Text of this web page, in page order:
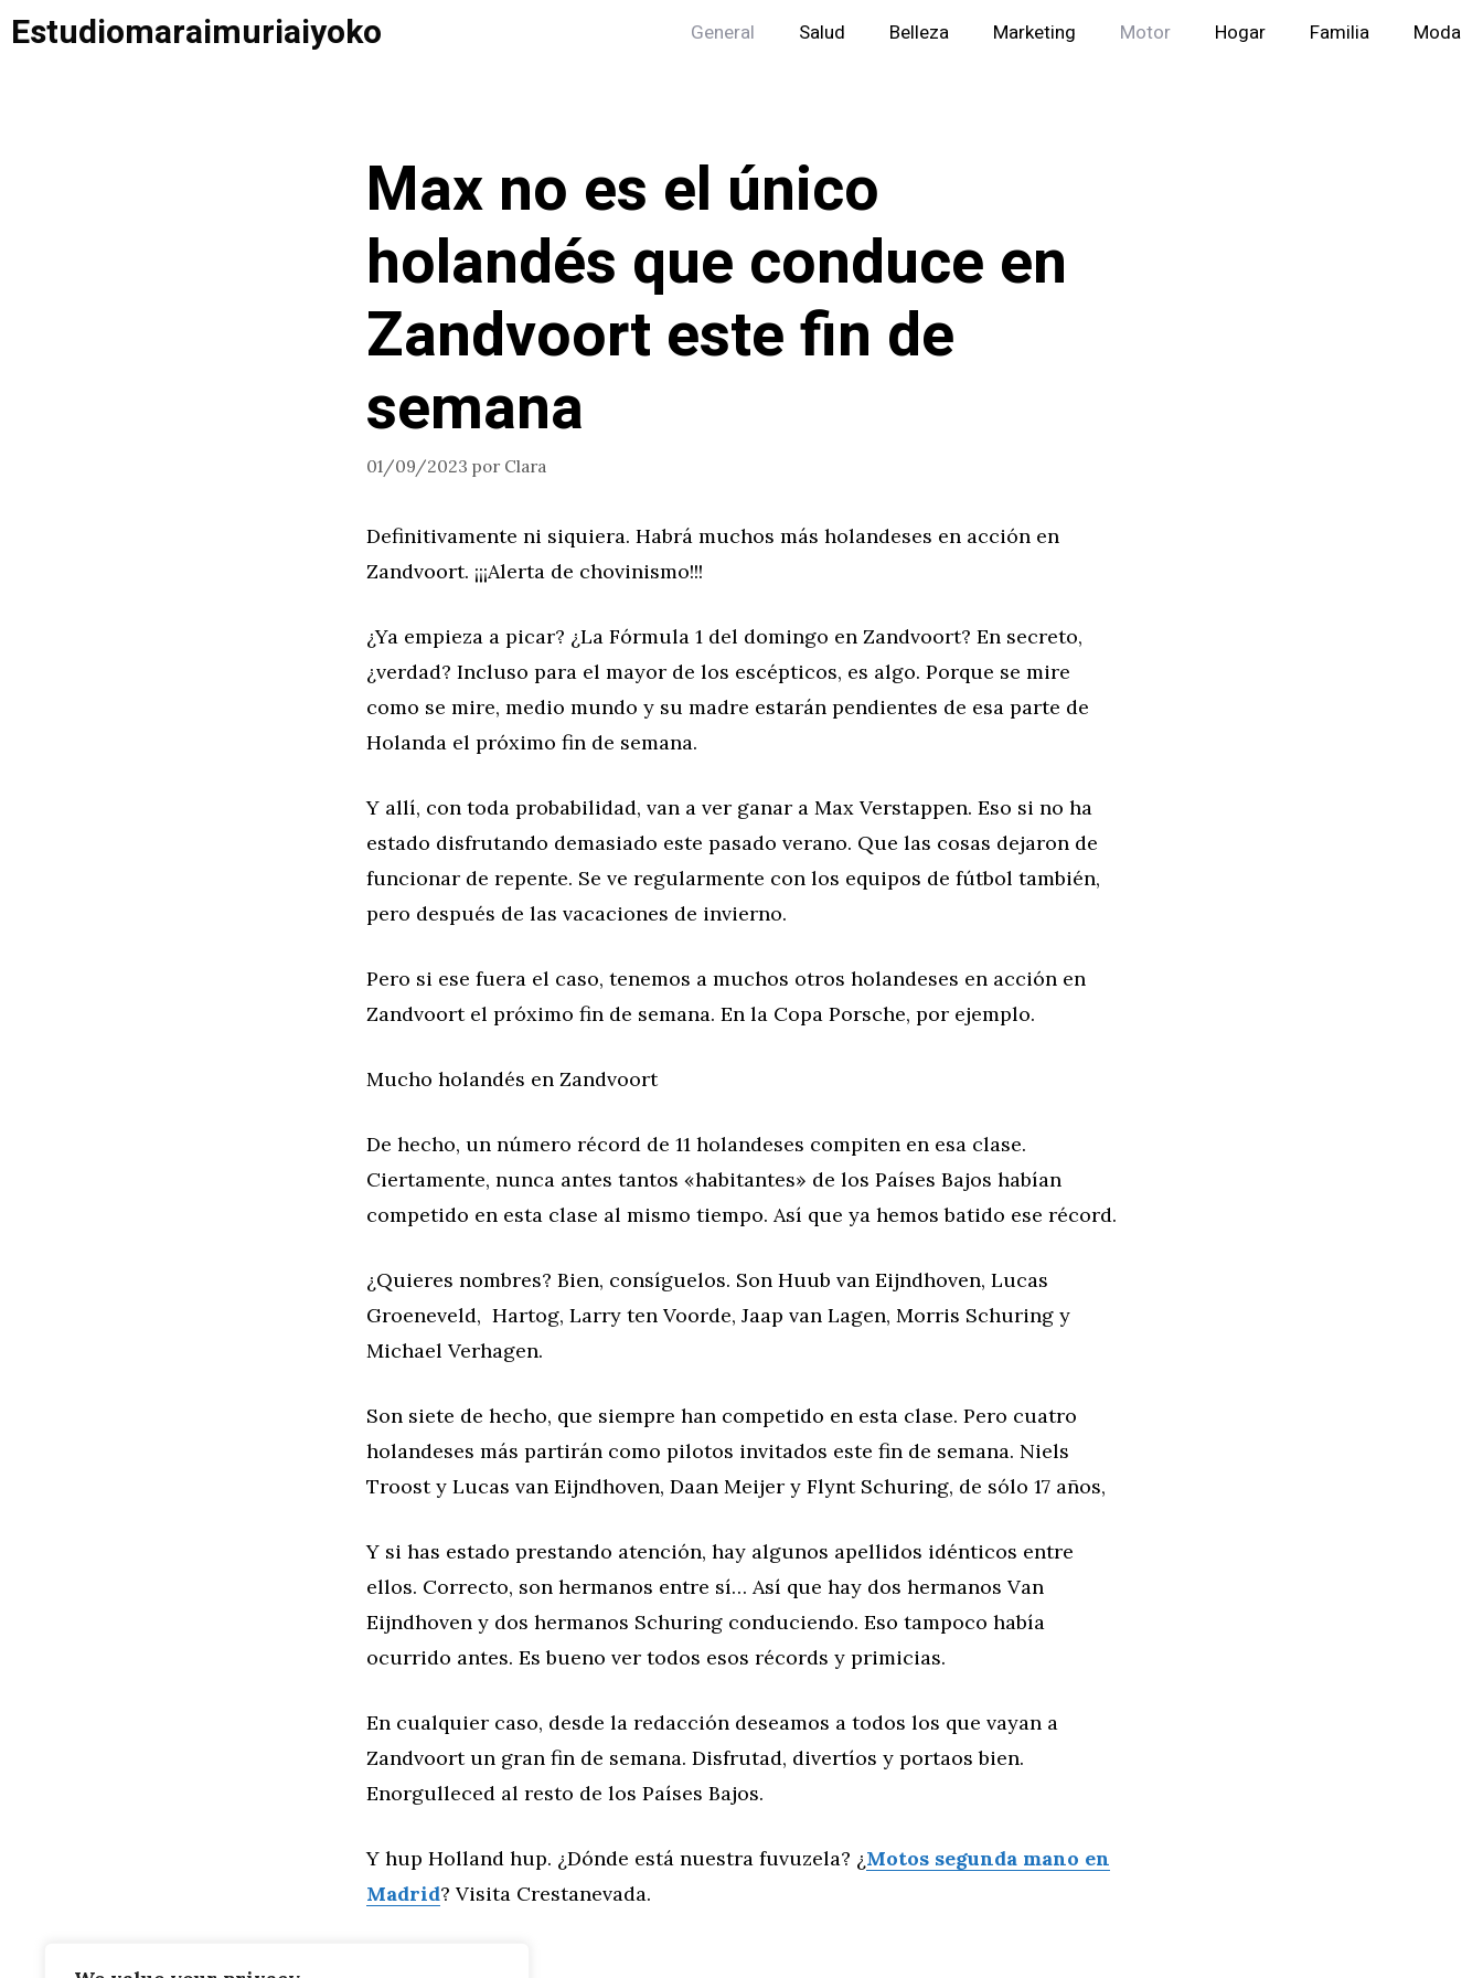
Saltar
alEstudiomaraimuriaiyoko General Salud Belleza Marketing Motor Hogar Familia Moda
Max no es el único
holandés que conduce en
Zandvoort este fin de
semana
01/09/2023 por Clara
Definitivamente ni siquiera. Habrá muchos más holandeses en acción en
Zandvoort. ¡¡¡Alerta de chovinismo!!!
¿Ya empieza a picar? ¿La Fórmula 1 del domingo en Zandvoort? En secreto,
¿verdad? Incluso para el mayor de los escépticos, es algo. Porque se mire
como se mire, medio mundo y su madre estarán pendientes de esa parte de
Holanda el próximo fin de semana.
Y allí, con toda probabilidad, van a ver ganar a Max Verstappen. Eso si no ha
estado disfrutando demasiado este pasado verano. Que las cosas dejaron de
funcionar de repente. Se ve regularmente con los equipos de fútbol también,
pero después de las vacaciones de invierno.
Pero si ese fuera el caso, tenemos a muchos otros holandeses en acción en
Zandvoort el próximo fin de semana. En la Copa Porsche, por ejemplo.
Mucho holandés en Zandvoort
De hecho, un número récord de 11 holandeses compiten en esa clase.
Ciertamente, nunca antes tantos «habitantes» de los Países Bajos habían
competido en esta clase al mismo tiempo. Así que ya hemos batido ese récord.
¿Quieres nombres? Bien, consíguelos. Son Huub van Eijndhoven, Lucas
Groeneveld, Hartog, Larry ten Voorde, Jaap van Lagen, Morris Schuring y
Michael Verhagen.
Son siete de hecho, que siempre han competido en esta clase. Pero cuatro
holandeses más partirán como pilotos invitados este fin de semana. Niels
Troost y Lucas van Eijndhoven, Daan Meijer y Flynt Schuring, de sólo 17 años,
Y si has estado prestando atención, hay algunos apellidos idénticos entre
ellos. Correcto, son hermanos entre sí… Así que hay dos hermanos Van
Eijndhoven y dos hermanos Schuring conduciendo. Eso tampoco había
ocurrido antes. Es bueno ver todos esos récords y primicias.
En cualquier caso, desde la redacción deseamos a todos los que vayan a
Zandvoort un gran fin de semana. Disfrutad, divertíos y portaos bien.
Enorgulleced al resto de los Países Bajos.
Y hup Holland hup. ¿Dónde está nuestra fuvuzela? ¿Motos segunda mano en
Madrid? Visita Crestanevada.